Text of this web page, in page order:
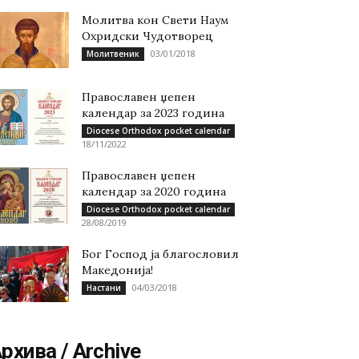
Молитва кон Свети Наум
Охридски Чудотворец
Молитвеник 03/01/2018
Православен џепен
календар за 2023 година
Diocese Orthodox pocket calendar
18/11/2022
Православен џепен
календар за 2020 година
Diocese Orthodox pocket calendar
28/08/2019
Бог Господ ја благословил
Македонија!
Настани 04/03/2018
/ Archive